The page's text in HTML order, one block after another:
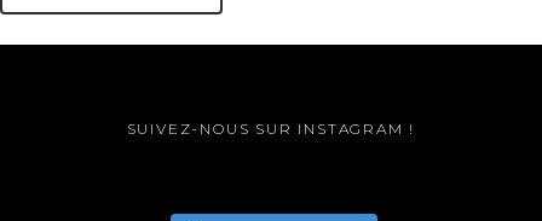
SUIVEZ-NOUS SUR INSTAGRAM !